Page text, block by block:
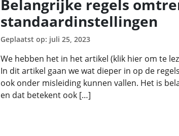
Belangrijke regels
standaardinstellingen
Geplaatst op: juli 25, 2023
We hebben het in het artikel (klik hier om te
In dit artikel gaan we wat dieper in op de
ook onder misleiding kunnen vallen. Het is
en dat betekent ook […]